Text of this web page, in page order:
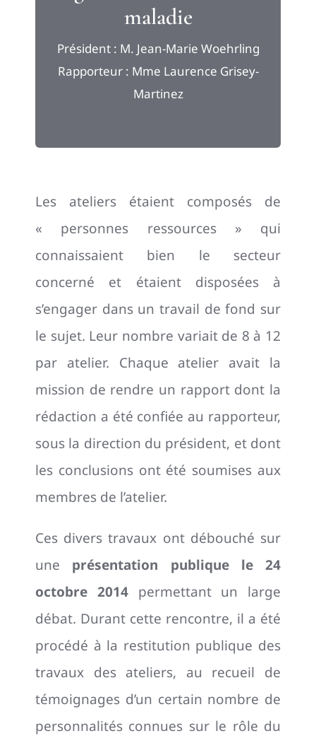
maladie
Président : M. Jean-Marie Woehrling
Rapporteur : Mme Laurence Grisey-
Martinez
Les ateliers étaient composés de
« personnes ressources » qui
connaissaient bien le secteur
concerné et étaient disposées à
s’engager dans un travail de fond sur
le sujet. Leur nombre variait de 8 à 12
par atelier. Chaque atelier avait la
mission de rendre un rapport dont la
rédaction a été confiée au rapporteur,
sous la direction du président, et dont
les conclusions ont été soumises aux
membres de l’atelier.
Ces divers travaux ont débouché sur
une présentation publique le 24
octobre 2014permettant un large
débat. Durant cette rencontre, il a été
procédé à la restitution publique des
travaux des ateliers, au recueil de
témoignages d’un certain nombre de
personnalités connues sur le rôle du